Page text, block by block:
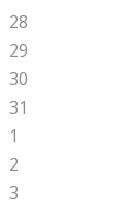
28
29
30
31
1
2
3